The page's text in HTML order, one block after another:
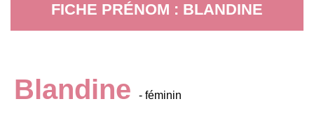
FICHE PRÉNOM : BLANDINE
Blandine - féminin